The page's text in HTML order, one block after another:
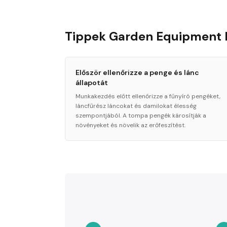
Tippek Garden Equipment
Először ellenőrizze a penge és lánc
állapotát
Munkakezdés előtt ellenőrizze a fűnyíró pengéket,
láncfűrész láncokat és damilokat élesség
szempontjából. A tompa pengék károsítják a
növényeket és növelik az erőfeszítést.